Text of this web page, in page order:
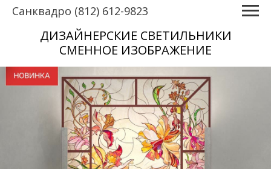
Санквадро (812) 612-9823
ДИЗАЙНЕРСКИЕ СВЕТИЛЬНИКИ
СМЕННОЕ ИЗОБРАЖЕНИЕ